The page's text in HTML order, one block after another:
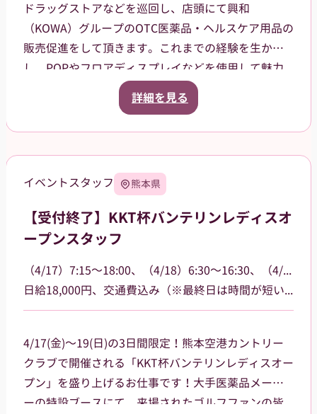
ドラッグストアなどを巡回し、店頭にて興和
（KOWA）グループのOTC医薬品・ヘルスケア用品の
販売促進をして頂きます。これまでの経験を生か
し、POPやフロアディスプレイなどを使用して魅力
的な売場作りをお願いします。また、商品や稼働に
関する研修などは、事前に担当者から数日間行いま
和歌山市を中心に一部有田市、
す。
詳細を見る
イベントスタッフ 熊本県
【受付終了】KKT杯バンテリンレディスオ
ープンスタッフ
（4/17）7:15～18:00、（4/18）6:30～16:30、（4/19）6:30～15:00
日給18,000円、交通費込み（※最終日は時間が短いため16,000円）
4/17(金)～19(日)の3日間限定！熊本空港カントリー
クラブで開催される「KKT杯バンテリンレディスオー
プン」を盛り上げるお仕事です！大手医薬品メーカ
ーの特設ブースにて、来場されたゴルフファンの皆